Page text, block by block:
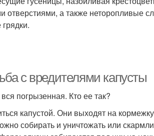
отверстиями, а также неторопливые
с вредителями капусты
погрызенная. Кто ее так?
капустой. Они выходят на
собирать и уничтожать или